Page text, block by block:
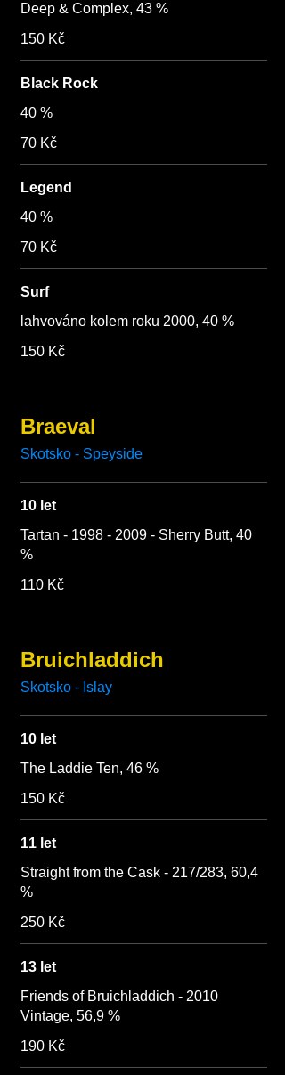
Deep & Complex, 43 %
150 Kč
Black Rock
40 %
70 Kč
Legend
40 %
70 Kč
Surf
lahvováno kolem roku 2000, 40 %
150 Kč
Braeval
Skotsko - Speyside
10 let
Tartan - 1998 - 2009 - Sherry Butt, 40
%
110 Kč
Bruichladdich
Skotsko - Islay
10 let
The Laddie Ten, 46 %
150 Kč
11 let
Straight from the Cask - 217/283, 60,4
%
250 Kč
13 let
Friends of Bruichladdich - 2010
Vintage, 56,9 %
190 Kč